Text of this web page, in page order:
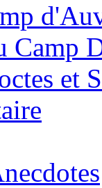
Camp
et